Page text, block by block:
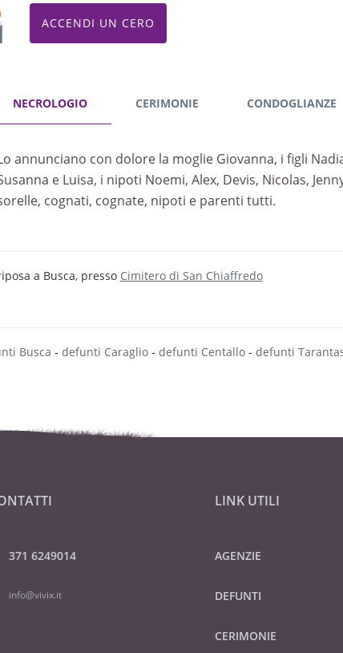
ACCENDI UN CERO
NECROLOGIO CERIMONIE CONDOGLIANZE
annunciano con dolore la moglie Giovanna, i figli
e Luisa, i nipoti Noemi, Alex, Devis, Nicolas,
cognati, cognate, nipoti e parenti tutti.
a Busca, presso Cimitero di San Chiaffredo
Busca - defunti Caraglio- defunti Centallo- defunti
371 6249014
info@vivix.it
LINK UTILI
AGENZIE
DEFUNTI
CERIMONIE